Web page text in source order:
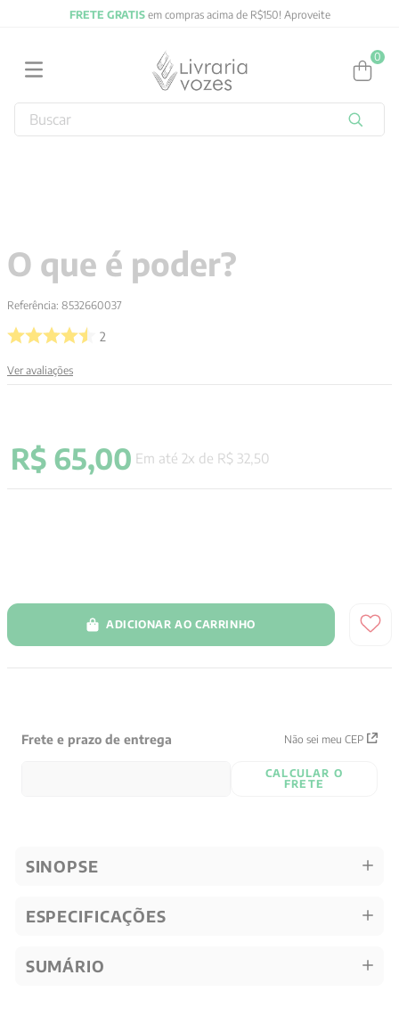
FRETE GRATISem compras acima de R$150! Aproveite
0
Buscar
O que é poder?
Referência: 8532660037
2
Ver avaliações
R$ 65,00 Em até 2x de R$ 32 50
ADICIONAR AO CARRINHO
Frete e prazo de entrega Não sei meu CEP
CALCULAR O
FRETE
SINOPSE
ESPECIFICAÇÕES
SUMÁRIO
4º jung
5 byung chul han
6º pré venda
10 psicologia